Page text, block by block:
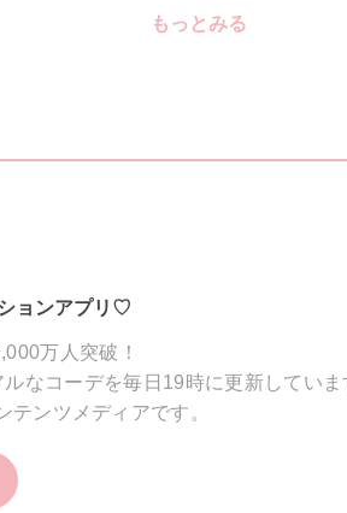
もっとみる
ョンアプリ♡
万人突破！
なコーデを毎日19時に更新していま
テンツメディアです。